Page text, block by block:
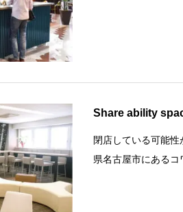
Share ability
閉店している可能
県名古屋市にある